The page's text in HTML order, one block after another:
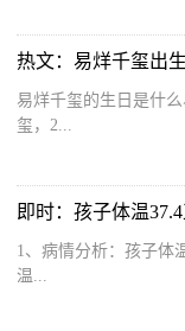
热文：易烊千玺出
易烊千玺的生日是什
玺，2...
即时：孩子体温
1、病情分析：孩子体
温...